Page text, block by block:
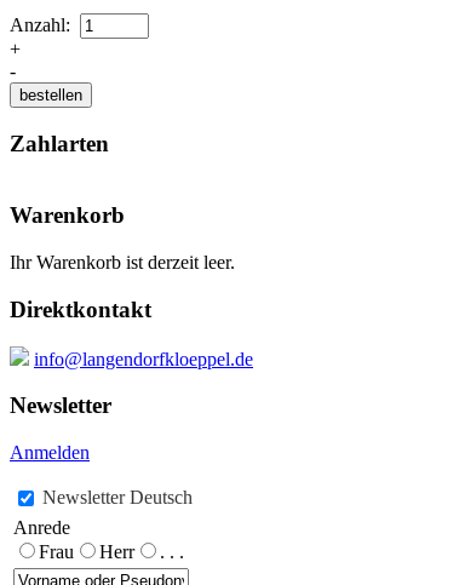
Anzahl:
+
-
Zahlarten
Warenkorb
Ihr Warenkorb ist derzeit leer.
Direktkontakt
info@langendorfkloeppel.de
Newsletter
Anmelden
Newsletter Deutsch
Anrede
Frau
Herr . . .